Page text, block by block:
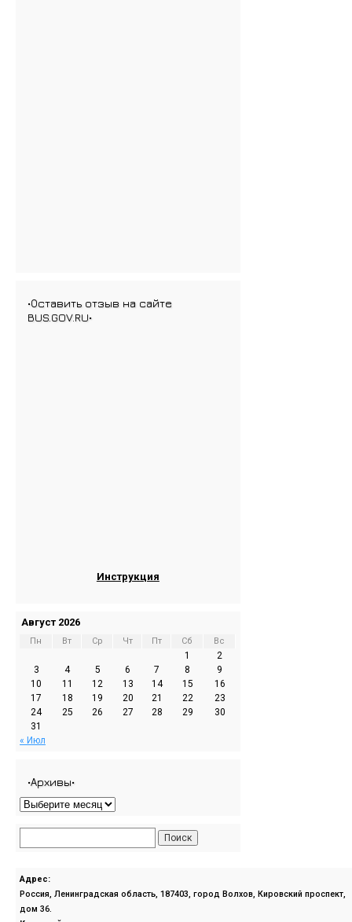
•Оставить отзыв на сайте
BUS.GOV.RU•
Инструкция
Август 2026
Пн Вт Ср Чт Пт Сб Вс
1
2
3
4 5 6 7 8
9
10
11 12 13 14 15
16
17
18 19 20 21 22
23
24
25 26 27 28 29
30
31
« Июл
•Архивы•
Адрес:
Россия, Ленинградская область, 187403, город Волхов, Кировский проспект,
дом 36.